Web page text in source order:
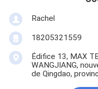
Rachel
18205321559
Édifice 13, MAX
WANGJIANG,
de Qingdao,